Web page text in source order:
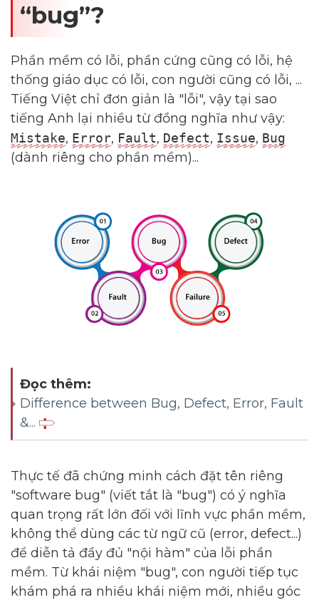
“bug”?
Phần mềm có lỗi, phần cứng cũng có lỗi, hệ
thống giáo dục có lỗi, con người cũng có lỗi, ...
Tiếng Việt chỉ đơn giản là "lỗi", vậy tại sao
tiếng Anh lại nhiều từ đồng nghĩa như vậy:
Mistake, Error, Fault, Defect, Issue, Bug
(dành riêng cho phần mềm)...
Đọc thêm:
Difference between Bug, Defect, Error, Fault
&...
Thực tế đã chứng minh cách đặt tên riêng
"software bug" (viết tắt là "bug") có ý nghĩa
quan trọng rất lớn đối với lĩnh vực phần mềm,
không thể dùng các từ ngữ cũ (error, defect...)
để diễn tả đầy đủ "nội hàm" của lỗi phần
mềm. Từ khái niệm "bug", con người tiếp tục
khám phá ra nhiều khái niệm mới, nhiều góc